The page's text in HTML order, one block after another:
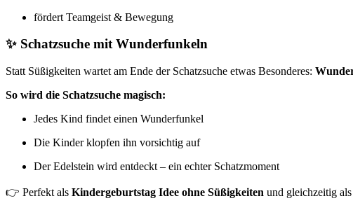
fördert Teamgeist & Bewegung
✨ Schatzsuche mit Wunderfunkeln
Statt Süßigkeiten wartet am Ende der Schatzsuche etwas Besonderes:
So wird die Schatzsuche magisch:
Jedes Kind findet einen Wunderfunkel
Die Kinder klopfen ihn vorsichtig auf
Der Edelstein wird entdeckt – ein echter Schatzmoment
👉 Perfekt als Kindergeburtstag Idee ohne Süßigkeiten und gleichzeitig